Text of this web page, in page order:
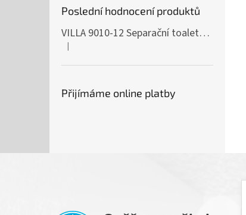
Poslední hodnocení produktů
VILLA 9010-12 Separační toaleta, 230/12V
Hodnocení produktu je 5 z 5 hvězdiček.
|
Přijímáme online platby